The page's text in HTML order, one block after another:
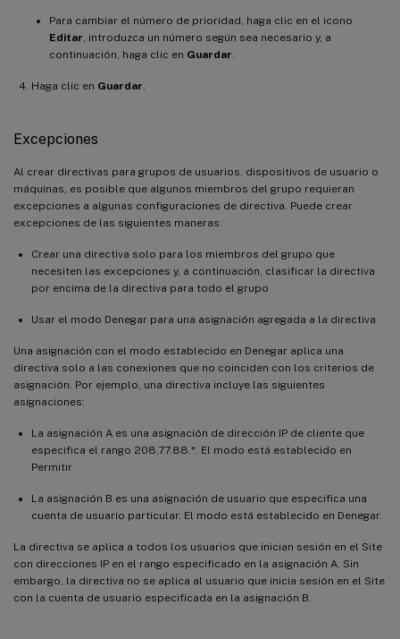
Para cambiar el número de prioridad, haga clic en el icono
Editar , introduzca un número según sea necesario y, a
continuación, haga clic en Guardar
Haga clic en Guardar
Excepciones
Al crear directivas para grupos de usuarios, dispositivos de usuario o
máquinas, es posible que algunos miembros del grupo requieran
excepciones a algunas configuraciones de directiva. Puede crear
excepciones de las siguientes maneras:
Crear una directiva solo para los miembros del grupo que
necesiten las excepciones y, a continuación, clasificar la directiva
por encima de la directiva para todo el grupo
Usar el modo Denegar para una asignación agregada a la directiva
Una asignación con el modo establecido en Denegar aplica una
directiva solo a las conexiones que no coinciden con los criterios de
asignación. Por ejemplo, una directiva incluye las siguientes
asignaciones:
La asignación A es una asignación de dirección IP de cliente que
especifica el rango 208.77.88.*. El modo está establecido en
Permitir
La asignación B es una asignación de usuario que especifica una
cuenta de usuario particular. El modo está establecido en Denegar.
La directiva se aplica a todos los usuarios que inician sesión en el Site
con direcciones IP en el rango especificado en la asignación A. Sin
embargo, la directiva no se aplica al usuario que inicia sesión en el Site
con la cuenta de usuario especificada en la asignación B.